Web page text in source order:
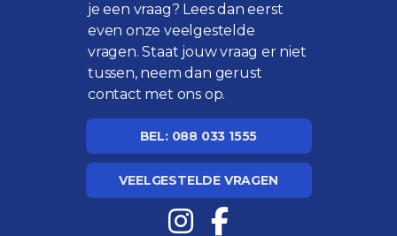
je een vraag? Lees dan eerst
even onzeveelgestelde
vragen. Staat jouw vraag er niet
tussen, neem dan gerust
contact met ons op.
BEL: 088 033 1555
VEELGESTELDE VRAGEN